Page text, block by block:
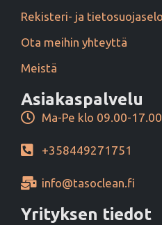
Rekisteri- ja
Ota meihin yhteyttä
Meistä
Asiakaspalvelu
Ma-Pe klo 09.00-17.00
+358449271751
info@tasoclean.fi
Yrityksen tiedot